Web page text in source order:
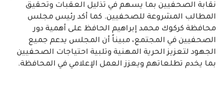
نقابة الصحفيين بما يسهم في تذليل العقبات وتحقيق
المطالب المشروعة للصحفيين. كما أكد رئيس مجلس
محافظة كركوك محمد إبراهيم الحافظ على أهمية دور
الصحفيين في المجتمع، مبيناً أن المجلس يدعم جميع
الجهود لتعزيز الحرية المهنية وتلبية احتياجات الصحفيين
بما يخدم تطلعاتهم ويعزز العمل الإعلامي في المحافظة.